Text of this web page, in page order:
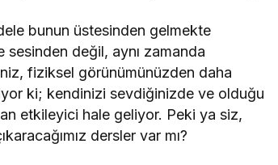
bunun üstesinden gelmekte
sesinden değil, aynı zamanda
fiziksel görünümünüzden daha
ki; kendinizi sevdiğinizde ve olduğu
etkileyici hale geliyor. Peki ya siz,
dersler var mı?